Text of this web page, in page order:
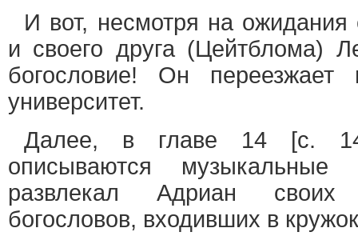
И вот, несмотря на ожидания
и своего друга (Цейтблома)
богословие! Он
университет.
Далее, в главе 14 [с.
описываются музыкальные
развлекал Адриан своих
богословов, входивших в